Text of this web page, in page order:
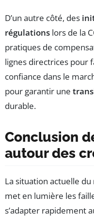
D’un autre côté, des
régulations lors de la
pratiques de
lignes directrices pour
confiance dans le
pour garantir une
durable.
Conclusion
autour des
La situation actuelle
met en lumière les
s’adapter rapidement